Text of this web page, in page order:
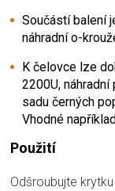
Součástí balení
náhradní o-
K čelovce lze
2200U, náhradní
sadu černých
Vhodné
Použití
Odšroubujte